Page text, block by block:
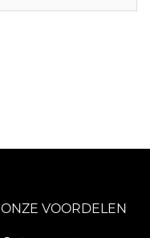
ONZE VOORDELEN